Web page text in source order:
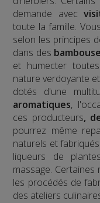
demande avec
toute la famille.
selon les principes
dans des
et humecter
nature verdoyante
dotés d'une
aromatiques,
ces producteurs,
pourrez même
naturels et
liqueurs de
massage.
les procédés de
des ateliers